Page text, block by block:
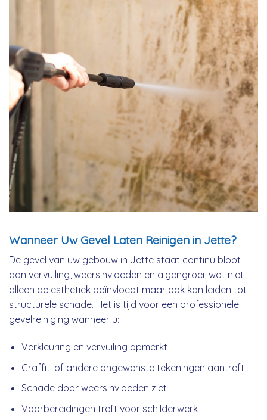
Wanneer Uw Gevel Laten Reinigen in Jette?
De gevel van uw gebouw in Jette staat continu bloot
aan vervuiling, weersinvloeden en algengroei, wat niet
alleen de esthetiek beïnvloedt maar ook kan leiden tot
structurele schade. Het is tijd voor een professionele
gevelreiniging wanneer u:
Verkleuring en vervuiling opmerkt
Graffiti of andere ongewenste tekeningen aantreft
Schade door weersinvloeden ziet
Voorbereidingen treft voor schilderwerk